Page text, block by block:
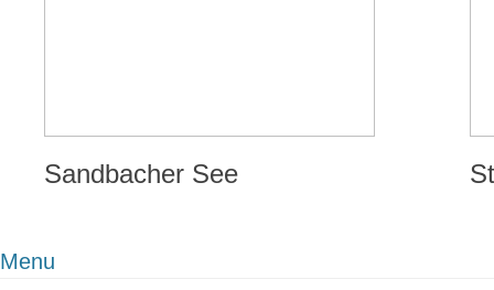
Sandbacher See
Menu